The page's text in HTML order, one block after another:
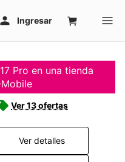
Pro en una tienda
Ver 13 ofertas
Ver detalles